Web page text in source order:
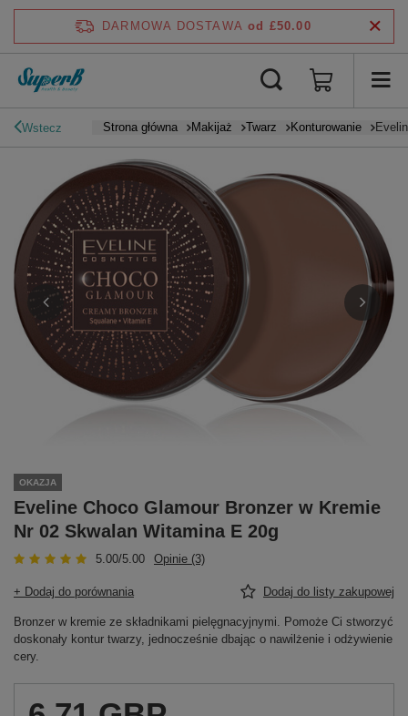
DARMOWA DOSTAWA od £50.00
Wstecz Strona główna Makijaż Twarz Konturowanie
OKAZJA
Eveline Choco Glamour Bronzer w Kremie
Nr 02 Skwalan Witamina E 20g
5.00/5.00 Opinie (3)
+ Dodaj do porównania Dodaj do listy zakupowej
Bronzer w kremie ze składnikami pielęgnacyjnymi. Pomoże Ci stworzyć
doskonały kontur twarzy, jednocześnie dbając o nawilżenie i odżywienie
cery.